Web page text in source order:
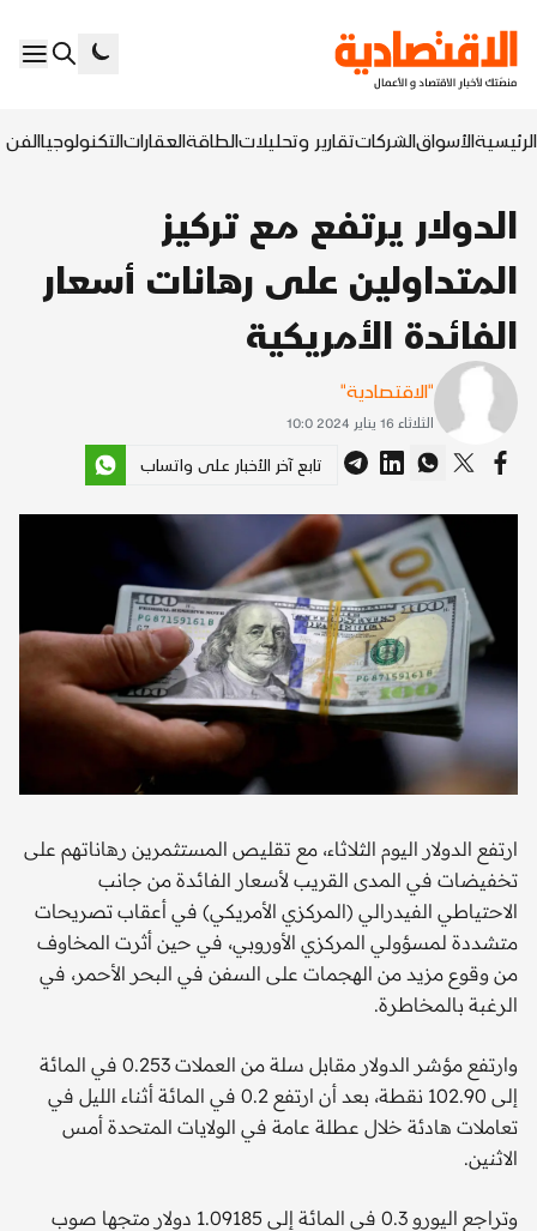
الرئيسيةالأسواقالشركاتتقارير وتحليلاتالطاقةالعقاراتالتكنولوجياالفن
الدولار يرتفع مع تركيز
المتداولين على رهانات أسعار
الفائدة الأمريكية
"الاقتصادية"
الثلاثاء 16 يناير 2024 10:0
تابع آخر الأخبار على واتساب
ارتفع الدولار اليوم الثلاثاء، مع تقليص المستثمرين رهاناتهم على
تخفيضات في المدى القريب لأسعار الفائدة من جانب
الاحتياطي الفيدرالي (المركزي الأمريكي) في أعقاب تصريحات
متشددة لمسؤولي المركزي الأوروبي، في حين أثرت المخاوف
من وقوع مزيد من الهجمات على السفن في البحر الأحمر، في
الرغبة بالمخاطرة.
وارتفع مؤشر الدولار مقابل سلة من العملات 0.253 في المائة
إلى 102.90 نقطة، بعد أن ارتفع 0.2 في المائة أثناء الليل في
تعاملات هادئة خلال عطلة عامة في الولايات المتحدة أمس
الاثنين.
وتراجع اليورو 0.3 في المائة إلى 1.09185 دولار متجها صوب